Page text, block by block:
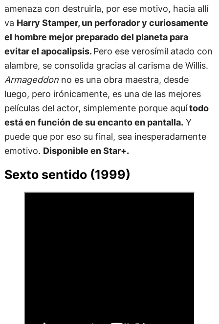
amenaza con destruirla, por ese motivo, hacia allí
va Harry Stamper, un perforador y curiosamente
el hombre mejor preparado del planeta para
evitar el apocalipsis.Pero ese verosímil atado con
alambre, se consolida gracias al carisma de Willis.
Armageddonno es una obra maestra, desde
luego, pero irónicamente, es una de las mejores
películas del actor, simplemente porque aquítodo
está en función de su encanto en pantalla.Y
puede que por eso su final, sea inesperadamente
emotivo. Disponible en Star+.
Sexto sentido (1999)